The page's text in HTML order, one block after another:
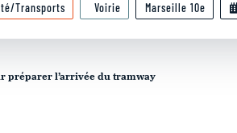
Transports Voirie Marseille 10e
préparer l’arrivée du tramway